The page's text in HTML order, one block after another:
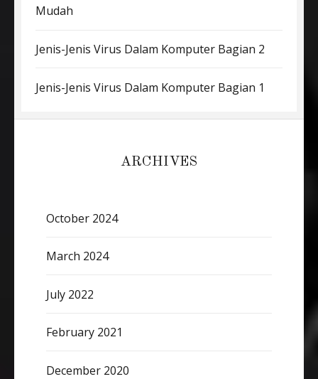
Mudah
Jenis-Jenis Virus Dalam Komputer Bagian 2
Jenis-Jenis Virus Dalam Komputer Bagian 1
ARCHIVES
October 2024
March 2024
July 2022
February 2021
December 2020